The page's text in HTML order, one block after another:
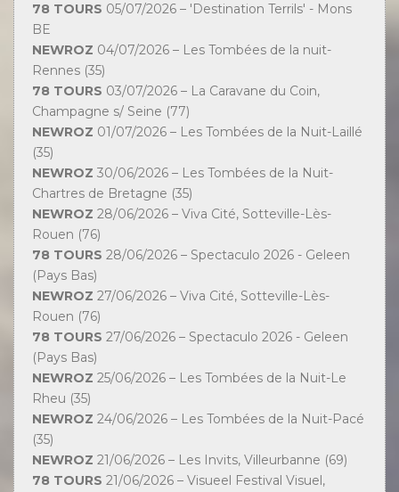
78 TOURS 05/07/2026 – 'Destination Terrils' - Mons
BE
NEWROZ 04/07/2026 – Les Tombées de la nuit-
Rennes (35)
78 TOURS 03/07/2026 – La Caravane du Coin,
Champagne s/ Seine (77)
NEWROZ 01/07/2026 – Les Tombées de la Nuit-Laillé
(35)
NEWROZ 30/06/2026 – Les Tombées de la Nuit-
Chartres de Bretagne (35)
NEWROZ 28/06/2026 – Viva Cité, Sotteville-Lès-
Rouen (76)
78 TOURS 28/06/2026 – Spectaculo 2026 - Geleen
(Pays Bas)
NEWROZ 27/06/2026 – Viva Cité, Sotteville-Lès-
Rouen (76)
78 TOURS 27/06/2026 – Spectaculo 2026 - Geleen
(Pays Bas)
NEWROZ 25/06/2026 – Les Tombées de la Nuit-Le
Rheu (35)
NEWROZ 24/06/2026 – Les Tombées de la Nuit-Pacé
(35)
NEWROZ 21/06/2026 – Les Invits, Villeurbanne (69)
78 TOURS 21/06/2026 – Visueel Festival Visuel,